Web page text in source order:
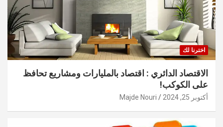
اخترنا لك
الاقتصاد الدائري : اقتصاد بالمليارات ومشاريع تحافظ
على الكوكب!
أكتوبر 25, 2024 Majde Nouri